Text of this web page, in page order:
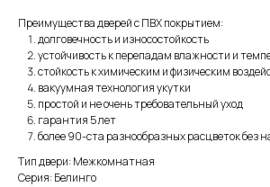
Преимущества дверей с ПВХ покрытием:
долговечность и износостойкость
устойчивость к перепадам влажности и
стойкость к химическим и физическим
вакуумная технология укутки
простой и не очень требовательный уход
гарантия 5 лет
более 90-ста разнообразных расцветок без
Тип двери: Межкомнатная
Серия: Белинго